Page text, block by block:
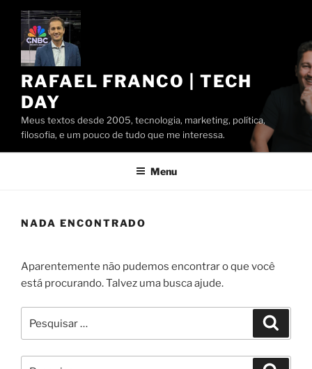
Pular
conteúdo
RAFAEL FRANCO | TECH
DAY
Meus textos desde 2005, tecnologia, marketing, política,
filosofia, e um pouco de tudo que me interessa.
Menu
NADA ENCONTRADO
Aparentemente não pudemos encontrar o que você
está procurando. Talvez uma busca ajude.
por: